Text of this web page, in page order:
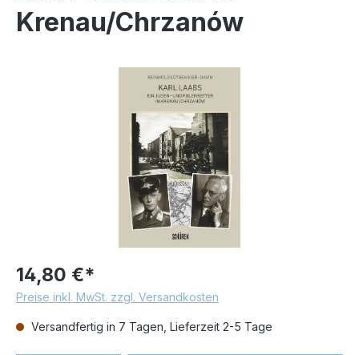
Krenau/Chrzanów
Bildergalerie überspringen
14,80 €*
Preise inkl. MwSt. zzgl. Versandkosten
Versandfertig in 7 Tagen, Lieferzeit 2-5 Tage